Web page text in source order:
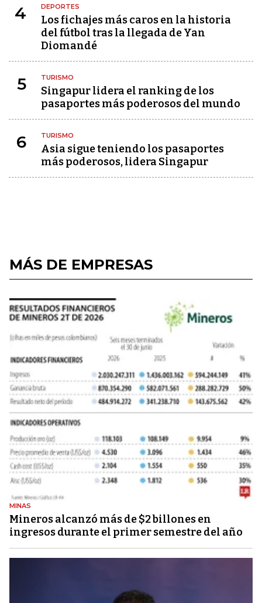
4 DEPORTES
Los fichajes más caros en la historia
del fútbol tras la llegada de Yan
Diomandé
5 TURISMO
Singapur lidera el ranking de los
pasaportes más poderosos del mundo
6 TURISMO
Asia sigue teniendo los pasaportes
más poderosos, lidera Singapur
MÁS DE EMPRESAS
MINAS
Mineros alcanzó más de $2 billones en
ingresos durante el primer semestre del año